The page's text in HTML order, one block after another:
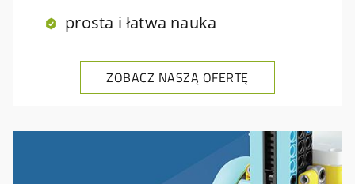
prosta i łatwa nauka
ZOBACZ NASZĄ OFERTĘ